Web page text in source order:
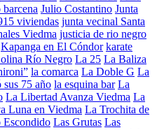
Julio Costantino Junta
viviendas junta vecinal Santa
Viedma justicia de rio negro
Kapanga en El Cóndor karate
Río Negro La 25 La Baliza
la comarca La Doble G La
sus 75 año la esquina bar La
La Libertad Avanza Viedma La
Luna en Viedma La Trochita de
Escondido Las Grutas Las